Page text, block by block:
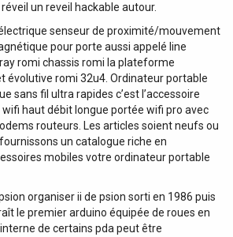
un reveil hackable autour.
senseur de proximité/mouvement
pour porte aussi appelé line
romi chassis romi la plateforme
évolutive romi 32u4. Ordinateur portable
sans fil ultra rapides c’est l’accessoire
haut débit longue portée wifi pro avec
routeurs. Les articles soient neufs ou
un catalogue riche en
mobiles votre ordinateur portable
organiser ii de psion sorti en 1986 puis
le premier arduino équipée de roues en
de certains pda peut être